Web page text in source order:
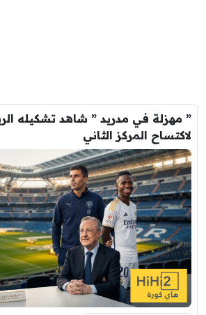
” مهزلة في مدريد ” شاهد تشكيله
لاكتساح المركز الثاني